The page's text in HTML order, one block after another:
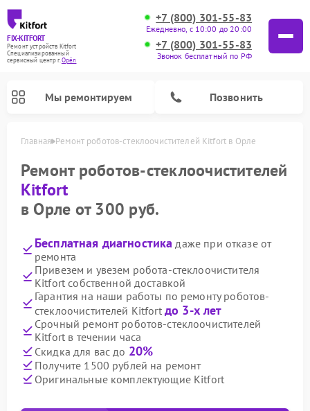
FIX-KITFORT
Ремонт устройств Kitfort
Специализированный
cервисный центр г.Орёл
+7 (800) 301-55-83
Ежедневно, с 10:00 до 20:00
+7 (800) 301-55-83
Звонок бесплатный по РФ
Мы ремонтируем Позвонить
Главная Ремонт роботов-стеклоочистителей Kitfort в Орле
Ремонт роботов-стеклоочистителей
Kitfort
в Орле от 300 руб.
Бесплатная диагностика даже при отказе от
ремонта
Привезем и увезем робота-стеклоочистителя
Kitfort собственной доставкой
Гарантия на наши работы по ремонту роботов-
стеклоочистителей Kitfort до 3-х лет
Срочный ремонт роботов-стеклоочистителей
Kitfort в течении часа
Скидка для вас до 20%
Получите 1500 рублей на ремонт
Оригинальные комплектующие Kitfort